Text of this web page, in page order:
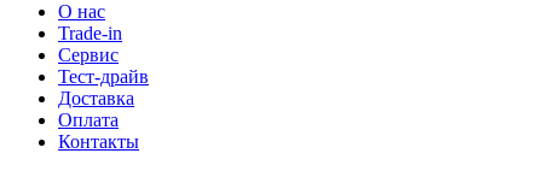
О нас
Trade-in
Сервис
Тест-драйв
Доставка
Оплата
Контакты